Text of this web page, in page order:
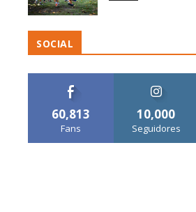
SOCIAL
60,813
Fans
10,000
Seguidores